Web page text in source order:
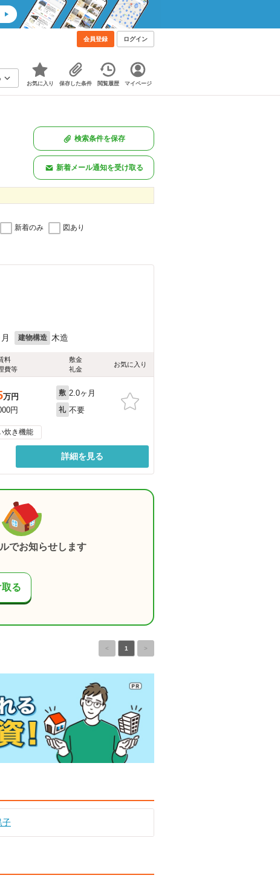
会員登録 ログイン
お気に入り 保存した条件 閲覧履歴 マイページ
検索条件を保存
新着メール通知を受け取る
新着のみ 図あり
建物構造 木造
料
費等
敷金
礼金
お気に入り
万円
円
敷 2.0ヶ月
礼 不要
炊き機能
詳細を見る
でお知らせします
る
< 1 >
子